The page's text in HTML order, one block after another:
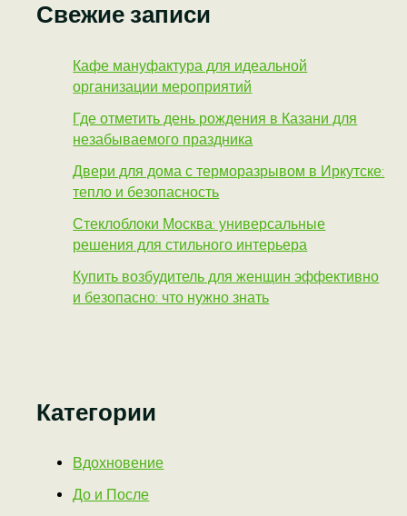
Свежие записи
Кафе мануфактура для идеальной
организации мероприятий
Где отметить день рождения в Казани для
незабываемого праздника
Двери для дома с терморазрывом в Иркутске:
тепло и безопасность
Стеклоблоки Москва: универсальные
решения для стильного интерьера
Купить возбудитель для женщин эффективно
и безопасно: что нужно знать
Категории
Вдохновение
До и После